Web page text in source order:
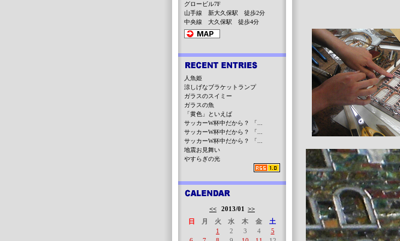
グロービル7F
山手線 新大久保駅 徒歩2分
中央線 大久保駅 徒歩4分
人魚姫
涼しげなブラケットランプ
ガラスのスイミー
ガラスの魚
「黄色」といえば
サッカーW杯中だから？ 「...
サッカーW杯中だから？ 「...
サッカーW杯中だから？ 「...
地震お見舞い
やすらぎの光
<< 2013/01 >>
日
月 火 水 木 金
土
1
2 3 4
5